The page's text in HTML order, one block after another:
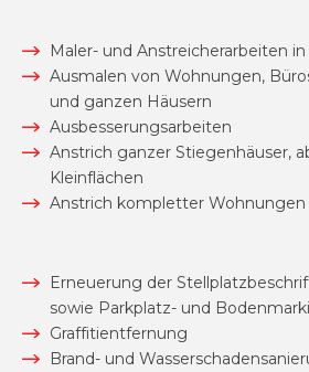
Maler- und Anstreicherarbeiten
Ausmalen von Wohnungen,
und ganzen Häusern
Ausbesserungsarbeiten
Anstrich ganzer Stiegenhäuser,
Kleinflächen
Anstrich kompletter
Erneuerung der
sowie Parkplatz- und
Graffitientfernung
Brand- und